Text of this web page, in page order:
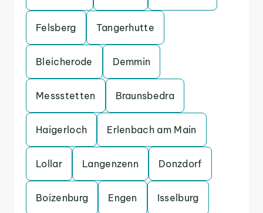
Felsberg Tangerhutte
Bleicherode Demmin
Messstetten Braunsbedra
Haigerloch Erlenbach am Main
Lollar Langenzenn Donzdorf
Boizenburg Engen Isselburg